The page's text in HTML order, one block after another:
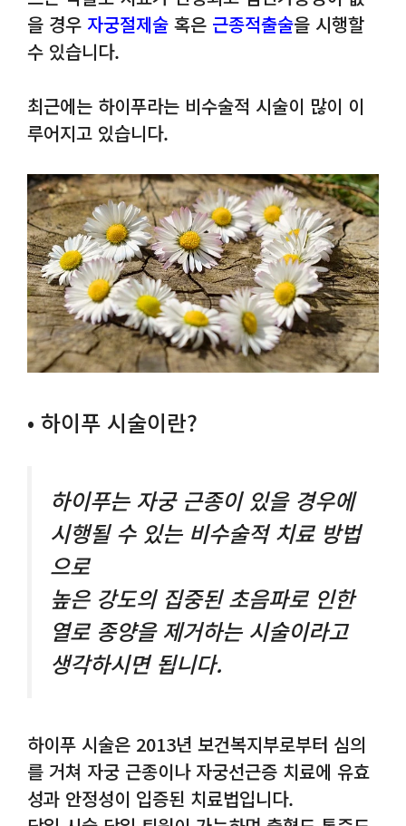
을 경우 자궁절제술 혹은 근종적출술을 시행할
수 있습니다.
최근에는 하이푸라는 비수술적 시술이 많이 이
루어지고 있습니다.
• 하이푸 시술이란?
하이푸는 자궁 근종이 있을 경우에
시행될 수 있는 비수술적 치료 방법
으로
높은 강도의 집중된 초음파로 인한
열로 종양을 제거하는 시술이라고
생각하시면 됩니다.
하이푸 시술은 2013년 보건복지부로부터 심의
를 거쳐 자궁 근종이나 자궁선근증 치료에 유효
성과 안정성이 입증된 치료법입니다.